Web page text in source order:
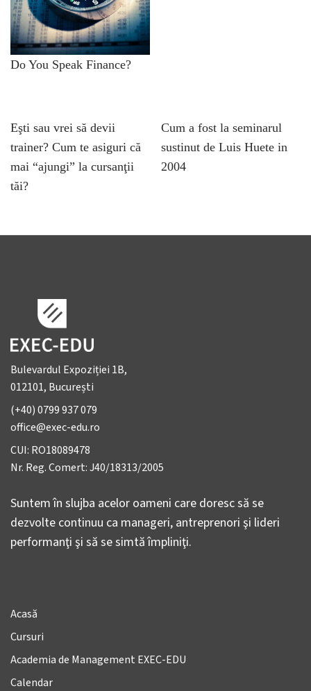
Do You Speak Finance?
Eşti sau vrei să devii
trainer? Cum te asiguri că
mai “ajungi” la cursanţii
tăi?
Cum a fost la seminarul
sustinut de Luis Huete in
2004
Bulevardul Expoziției 1B,
012101, București
(+40) 0799 937 079
office@exec-edu.ro
CUI: RO18089478
Nr. Reg. Comert: J40/18313/2005
Suntem în slujba acelor oameni care doresc să se
dezvolte continuu ca manageri, antreprenori şi lideri
performanţi şi să se simtă împliniţi.
Acasă
Cursuri
Academia de Management EXEC-EDU
Calendar